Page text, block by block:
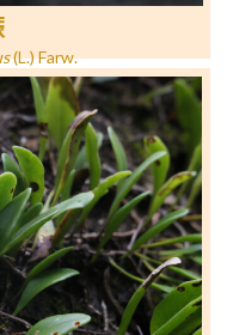
(L.) Farw.